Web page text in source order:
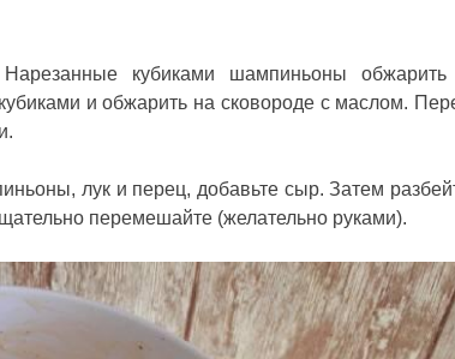
кубиками шампиньоны
и обжарить на сковороде с маслом.
лук и перец, добавьте сыр. Затем
перемешайте (желательно руками).